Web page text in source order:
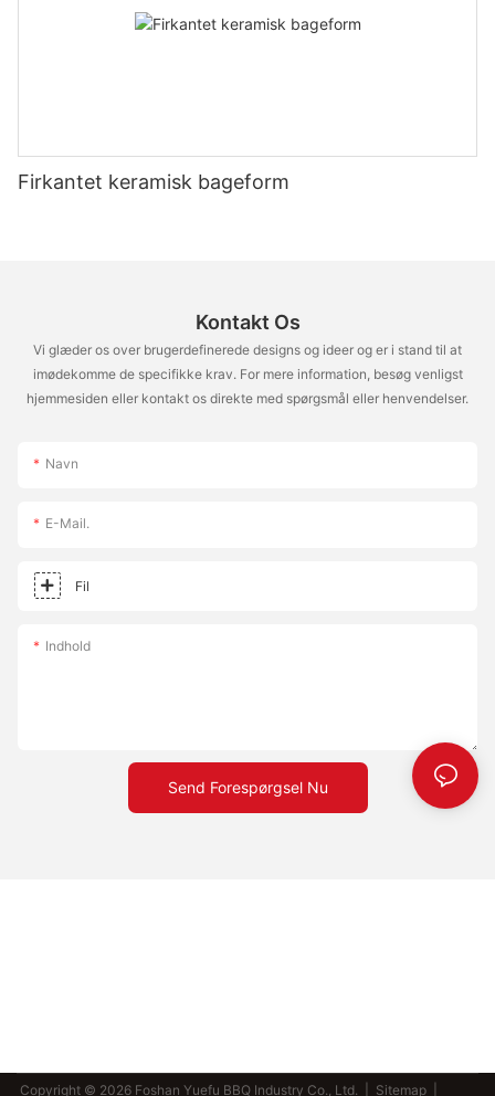
Firkantet keramisk bageform
Kontakt Os
Vi glæder os over brugerdefinerede designs og ideer og er i stand til at
imødekomme de specifikke krav. For mere information, besøg venligst
hjemmesiden eller kontakt os direkte med spørgsmål eller henvendelser.
Navn
E-Mail.
Fil
Indhold
Send Forespørgsel Nu
Copyright © 2026 Foshan Yuefu BBQ Industry Co., Ltd. | Sitemap